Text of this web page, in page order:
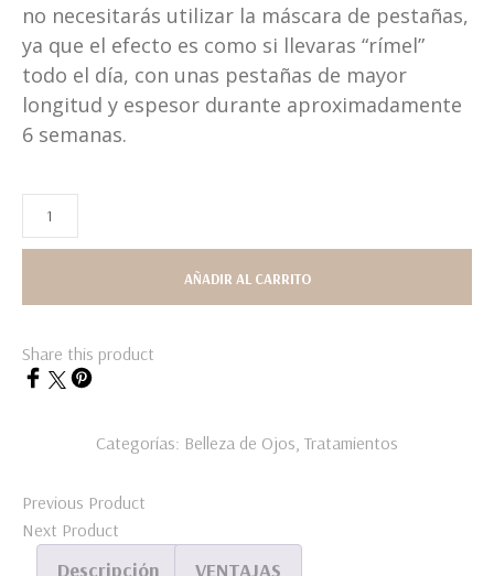
no necesitarás utilizar la máscara de pestañas,
ya que el efecto es como si llevaras “rímel”
todo el día, con unas pestañas de mayor
longitud y espesor durante aproximadamente
6 semanas.
AÑADIR AL CARRITO
Share this product
Categorías: Belleza de Ojos Tratamientos
Previous Product
Next Product
Descripción VENTAJAS